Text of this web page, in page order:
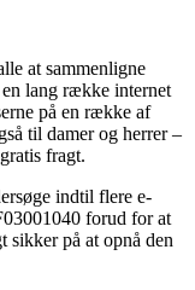
at sammenligne
lang række internet
på en række af
til damer og herrer –
fragt.
indtil flere e-
forud for at
sikker på at opnå den